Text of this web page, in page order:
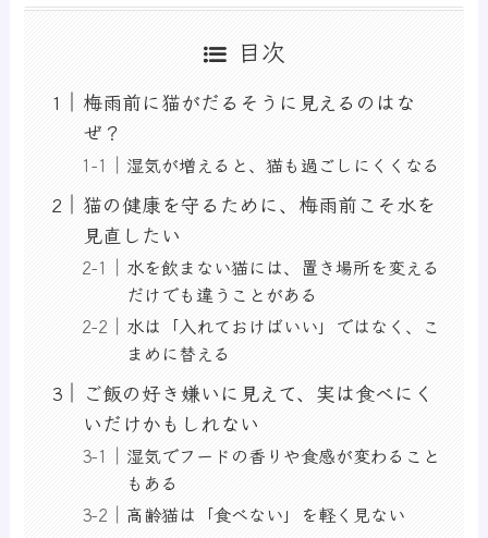
目次
梅雨前に猫がだるそうに見えるのはな
ぜ？
湿気が増えると、猫も過ごしにくくなる
猫の健康を守るために、梅雨前こそ水を
見直したい
水を飲まない猫には、置き場所を変える
だけでも違うことがある
水は「入れておけばいい」ではなく、こ
まめに替える
ご飯の好き嫌いに見えて、実は食べにく
いだけかもしれない
湿気でフードの香りや食感が変わること
もある
高齢猫は「食べない」を軽く見ない